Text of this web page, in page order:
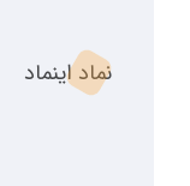
نماد اینماد